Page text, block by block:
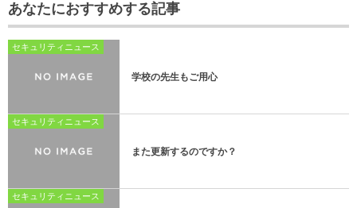
あなたにおすすめする記事
セキュリティニュース
学校の先生もご用心
セキュリティニュース
また更新するのですか？
セキュリティニュース